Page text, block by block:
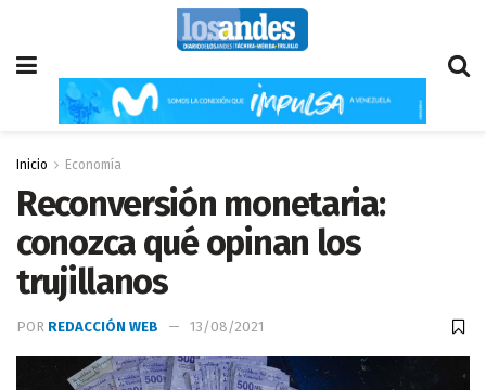
Inicio Economía
Reconversión monetaria:
conozca qué opinan los
trujillanos
POR REDACCIÓN WEB 13/08/2021